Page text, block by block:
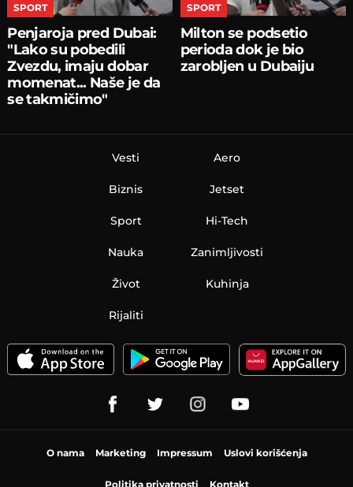
SPORT
Penjaroja pred Dubai:
"Lako su pobedili
Zvezdu, imaju dobar
momenat... Naše je da
se takmičimo"
SPORT
Milton se podsetio
perioda dok je bio
zarobljen u Dubaiju
Vesti
Biznis
Sport
Nauka
Aero
Jetset
Hi-Tech
Zanimljivosti
Život Kuhinja
Rijaliti
O nama Marketing Impressum Uslovi korišćenja
Politika privatnosti Kontakt